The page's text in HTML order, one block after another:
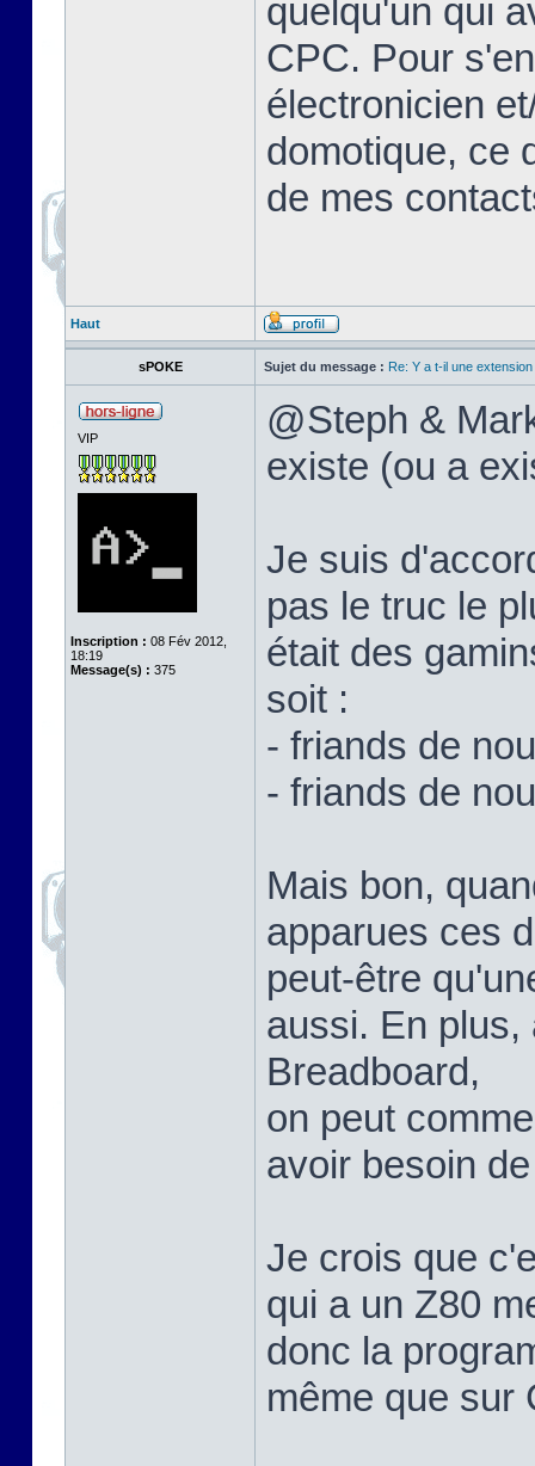
quelqu'un qui
CPC. Pour
électronicien
domotique, ce
de mes
Haut
sPOKE Sujet du message : Re: Y a t-il une
VIP
Inscription : 08 Fév 2012,
18:19
Message(s) : 375
@Steph &
existe (ou a
Je suis
pas le truc le
était des
soit :
- friands de
- friands de
Mais bon,
apparues ces
peut-être
aussi. En
Breadboard,
on peut
avoir besoin
Je crois que
qui a un Z80
donc la
même que sur